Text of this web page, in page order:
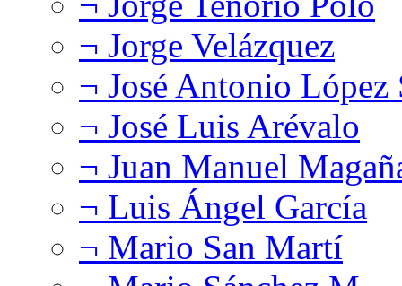
¬ Jorge Velázquez
¬ José Antonio López
¬ José Luis Arévalo
¬ Juan Manuel
¬ Luis Ángel García
¬ Mario San Martí